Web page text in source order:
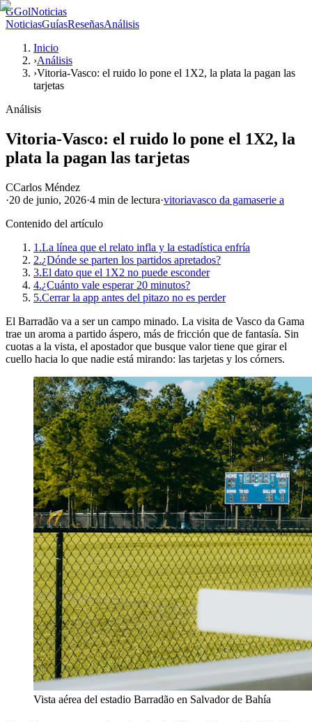
GGolNoticias
NoticiasGuíasReseñasAnálisis
Inicio
›Análisis
›Vitoria-Vasco: el ruido lo pone el 1X2, la plata la pagan las
tarjetas
Análisis
Vitoria-Vasco: el ruido lo pone el 1X2, la
plata la pagan las tarjetas
CCarlos Méndez
·20 de junio, 2026·4 min de lectura·vitoriavasco da gamaserie a
Contenido del artículo
1.La línea que el relato infla y la estadística enfría
2.¿Dónde se parten los partidos apretados?
3.El dato que el 1X2 no puede esconder
4.¿Cuánto vale esperar 20 minutos?
5.Cerrar la app antes del pitazo no es perder
El Barradão va a ser un campo minado. La visita de Vasco da Gama
trae un aroma a partido áspero, más de fricción que de fantasía. Sin
cuotas a la vista, el apostador que busque valor tiene que girar el
cuello hacia lo que nadie está mirando: las tarjetas y los córners.
Vista aérea del estadio Barradão en Salvador de Bahía